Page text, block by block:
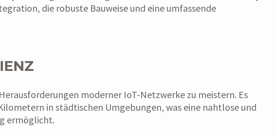
die robuste Bauweise und eine umfassende
moderner IoT-Netzwerke zu meistern. Es
in städtischen Umgebungen, was eine nahtlose und
ermöglicht.